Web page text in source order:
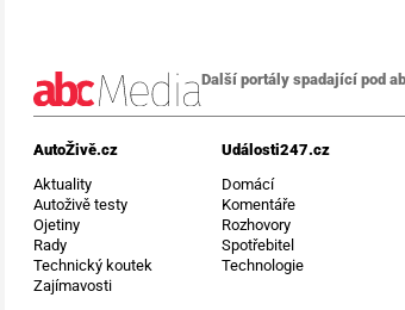
Další portály spadající pod
AutoŽivě.cz
Aktuality
Autoživě testy
Ojetiny
Rady
Technický koutek
Zajímavosti
Události247.cz
Domácí
Komentáře
Rozhovory
Spotřebitel
Technologie